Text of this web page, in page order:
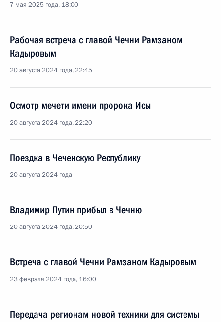
7 мая 2025 года, 18:00
Рабочая встреча с главой Чечни Рамзаном
Кадыровым
20 августа 2024 года, 22:45
Осмотр мечети имени пророка Исы
20 августа 2024 года, 22:20
Поездка в Чеченскую Республику
20 августа 2024 года
Владимир Путин прибыл в Чечню
20 августа 2024 года, 20:50
Встреча с главой Чечни Рамзаном Кадыровым
23 февраля 2024 года, 16:00
Передача регионам новой техники для системы